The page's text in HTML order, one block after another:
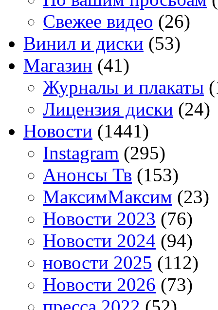
Свежее видео (26)
Винил и диски (53)
Магазин (41)
Журналы и плакаты
Лицензия диски (24)
Новости (1441)
Instagram (295)
Анонсы Тв (153)
МаксимМаксим (23)
Новости 2023 (76)
Новости 2024 (94)
новости 2025 (112)
Новости 2026 (73)